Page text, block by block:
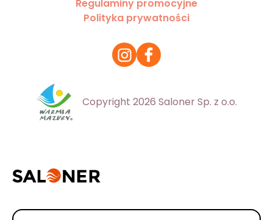
Regulaminy promocyjne
Polityka prywatności
Copyright 2026 Saloner Sp. z o.o.